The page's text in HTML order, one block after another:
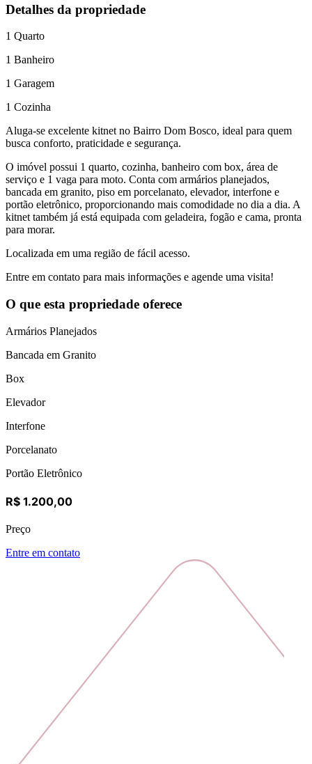
Detalhes da propriedade
1 Quarto
1 Banheiro
1 Garagem
1 Cozinha
Aluga-se excelente kitnet no Bairro Dom Bosco, ideal para quem
busca conforto, praticidade e segurança.
O imóvel possui 1 quarto, cozinha, banheiro com box, área de
serviço e 1 vaga para moto. Conta com armários planejados,
bancada em granito, piso em porcelanato, elevador, interfone e
portão eletrônico, proporcionando mais comodidade no dia a dia. A
kitnet também já está equipada com geladeira, fogão e cama, pronta
para morar.
Localizada em uma região de fácil acesso.
Entre em contato para mais informações e agende uma visita!
O que esta propriedade oferece
Armários Planejados
Bancada em Granito
Box
Elevador
Interfone
Porcelanato
Portão Eletrônico
R$ 1.200,00
Preço
Entre em contato